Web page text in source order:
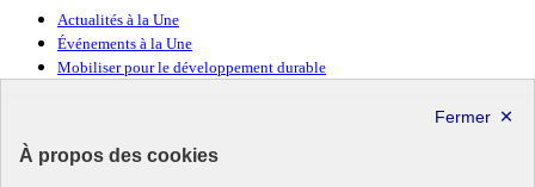
À propos des cookies
Actualités à la Une
Événements à la Une
Mobiliser pour le développement durable
Ressources